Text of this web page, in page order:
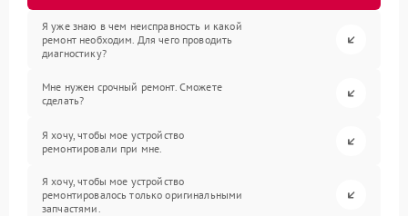
Я уже знаю в чем неисправность и какой
ремонт необходим. Для чего проводить
диагностику?
Мне нужен срочный ремонт. Сможете
сделать?
Я хочу, чтобы мое устройство
ремонтировали при мне.
Я хочу, чтобы мое устройство
ремонтировалось только оригинальными
запчастями.